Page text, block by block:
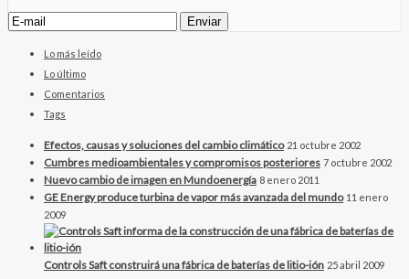
Lo más leído
Lo último
Comentarios
Tags
Efectos, causas y soluciones del cambio climático 21 octubre 2002
Cumbres medioambientales y compromisos posteriores 7 octubre 2002
Nuevo cambio de imagen en Mundoenergía 8 enero 2011
GE Energy produce turbina de vapor más avanzada del mundo 11 enero
2009
Controls Saft construirá una fábrica de baterías de litio-ión 25 abril 2009